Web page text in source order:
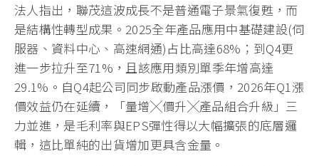
法人指出，聯茂這波成長不是普通電子景氣復甦，而
是結構性轉型成果。2025全年產品應用中基礎建設(伺
服器、資料中心、高速網通)占比高達68%；到Q4更
進一步拉升至71%，且該應用類別單季年增高達
29.1%。自Q4起公司同步啟動產品漲價，2026年Q1漲
價效益仍在延續，「量增╳價升╳產品組合升級」三
力並進，是毛利率與EPS彈性得以大幅擴張的底層邏
輯，這比單純的出貨增加更具含金量。